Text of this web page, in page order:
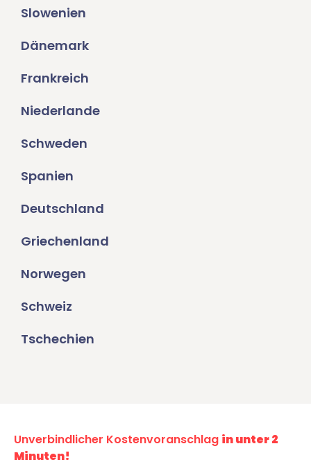
Slowenien
Dänemark
Frankreich
Niederlande
Schweden
Spanien
Deutschland
Griechenland
Norwegen
Schweiz
Tschechien
Unverbindlicher Kostenvoranschlag in unter 2
Minuten!